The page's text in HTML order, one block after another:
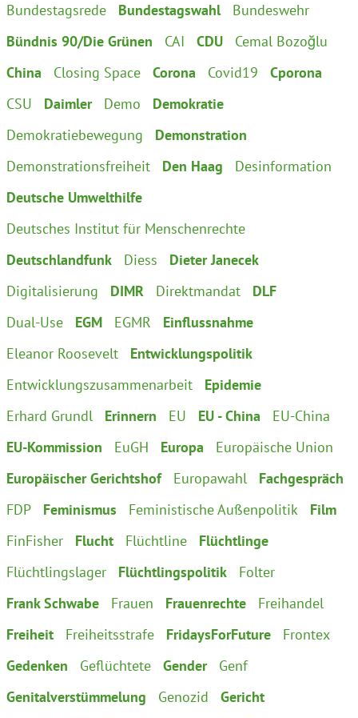
Bundestagsrede
Bundestagswahl
Bundeswehr
Bündnis 90/Die Grünen
CAI CDU
Cemal Bozoğlu
China
Closing Space Corona Covid19
Cporona
CSU
Daimler Demo
Demokratie
Demokratiebewegung
Demonstration
Demonstrationsfreiheit
Den Haag
Desinformation
Deutsche Umwelthilfe
Deutsches Institut für Menschenrechte
Deutschlandfunk
Diess
Dieter Janecek
Digitalisierung
DIMR Direktmandat
DLF
Dual-Use
EGM EGMR
Einflussnahme
Eleanor Roosevelt
Entwicklungspolitik
Entwicklungszusammenarbeit
Epidemie
Erhard Grundl
Erinnern EU EU - China
EU-China
EU-Kommission
EuGH Europa
Europäische Union
Europäischer Gerichtshof
Europawahl
Fachgespräch
FDP
Feminismus Feministische Außenpolitik
Film
FinFisher
Flucht Flüchtline
Flüchtlinge
Flüchtlingslager
Flüchtlingspolitik
Folter
Frank Schwabe
Frauen Frauenrechte
Freihandel
Freiheit
Freiheitsstrafe FridaysForFuture
Frontex
Gedenken
Geflüchtete Gender
Genf
Genitalverstümmelung
Genozid
Gericht